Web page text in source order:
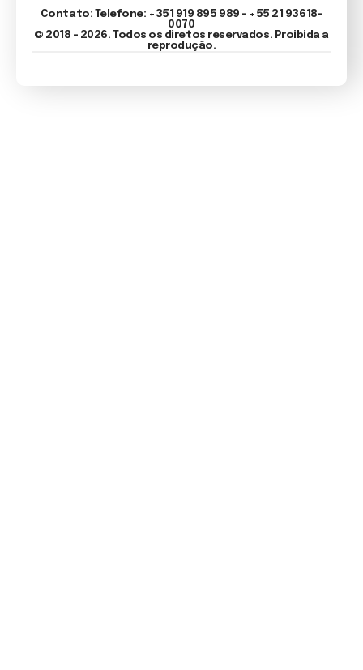
Contato: Telefone: +351 919 895 989 – +55 21 93618-
0070
© 2018 - 2026. Todos os diretos reservados. Proibida a
reprodução.